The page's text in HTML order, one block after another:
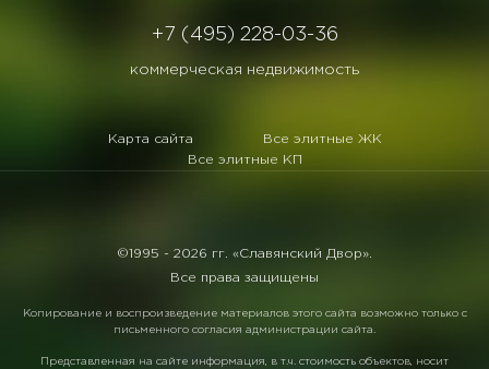
+7 (495) 228-03-36
коммерческая недвижимость
Карта сайта
Все элитные ЖК
Все элитные КП
©1995 - 2026 гг. «Славянский Двор».
Все права защищены
Копирование и воспроизведение материалов этого сайта возможно только с
письменного согласия администрации сайта.
Представленная на сайте информация, в т.ч. стоимость объектов, носит